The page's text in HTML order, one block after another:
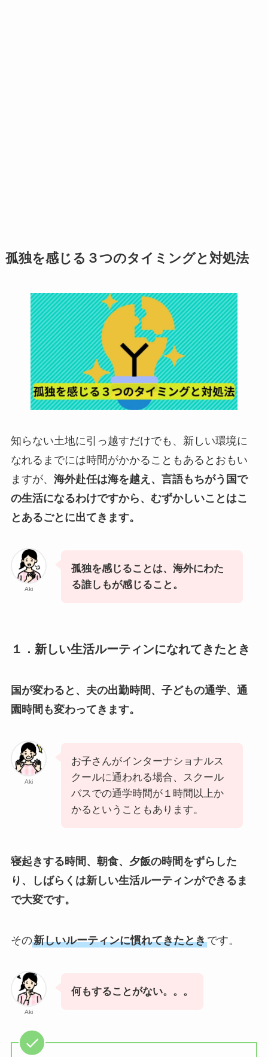
孤独を感じる３つのタイミングと対処法
知らない土地に引っ越すだけでも、新しい環境に
なれるまでには時間がかかることもあるとおもい
ますが、 海外赴任は海を越え、言語もちがう国で
の生活になるわけですから、むずかしいことはこ
とあるごとに出てきます。
Aki
孤独を感じることは、海外にわた
る誰しもが感じること。
１．新しい生活ルーティンになれてきたとき
国が変わると、夫の出勤時間、子どもの通学、通
園時間も変わってきます。
Aki
お子さんがインターナショナルス
クールに通われる場合、スクール
バスでの通学時間が１時間以上か
かるということもあります。
寝起きする時間、朝食、夕飯の時間をずらした
り、しばらくは新しい生活ルーティンができるま
で大変です。
その新しいルーティンに慣れてきたときです。
Aki
何もすることがない。。。